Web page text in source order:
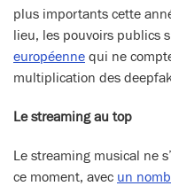
plus importants cette
lieu, les pouvoirs publics
européenne qui ne
multiplication des
Le streaming au top
Le streaming musical ne
ce moment, avec un